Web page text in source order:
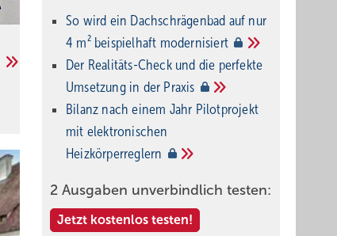
So wird ein Dach­schrägenbad auf nur
4 m² beispielhaft modernisiert
Der Realitäts-Check und die perfekte
Umsetzung in der Praxis
Bilanz nach einem Jahr Pilotprojekt
mit elektronischen
Heizkörperreglern
2 Ausgaben unverbindlich testen:
Jetzt kostenlos testen!